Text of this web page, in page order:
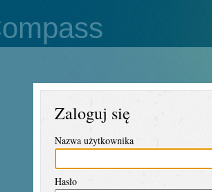
Zaloguj się
Nazwa użytkownika
Hasło